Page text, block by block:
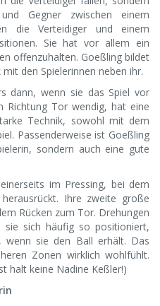
Gegner zwischen einem
die Verteidiger und einem
Sie hat vor allem ein
offenzuhalten. Goeßling bildet
den Spielerinnen neben ihr.
dann, wenn sie das Spiel vor
Tor wendig, hat eine
Technik, sowohl mit dem
Passenderweise ist Goeßling
sondern auch eine gute
im Pressing, bei dem
Ihre zweite große
Rücken zum Tor. Drehungen
sie sich häufig so positioniert,
sie den Ball erhält. Das
Zonen wirklich wohlfühlt.
halt keine Nadine Keßler!)